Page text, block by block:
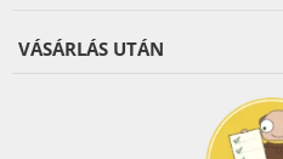
VÁSÁRLÁS UTÁN